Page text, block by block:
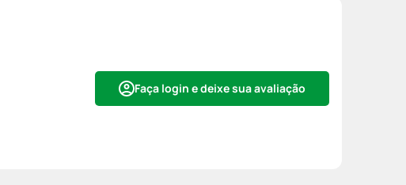
Faça login e deixe sua avaliação